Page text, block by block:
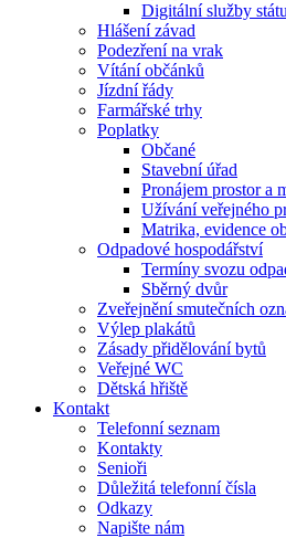
Digitální služby státu
Hlášení závad
Podezření na vrak
Vítání občánků
Jízdní řády
Farmářské trhy
Poplatky
Občané
Stavební úřad
Pronájem prostor a
Užívání veřejného
Matrika, evidence
Odpadové hospodářství
Termíny svozu
Sběrný dvůr
Zveřejnění smutečních
Výlep plakátů
Zásady přidělování bytů
Veřejné WC
Dětská hřiště
Kontakt
Telefonní seznam
Kontakty
Senioři
Důležitá telefonní čísla
Odkazy
Napište nám